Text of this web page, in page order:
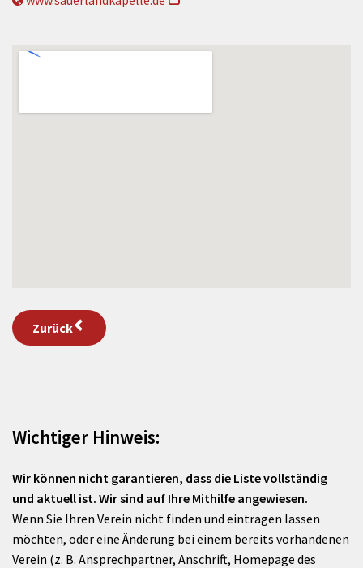
Zurück
Wichtiger Hinweis:
Wir können nicht garantieren, dass die Liste vollständig
und aktuell ist. Wir sind auf Ihre Mithilfe angewiesen.
Wenn Sie Ihren Verein nicht finden und eintragen lassen
möchten, oder eine Änderung bei einem bereits vorhandenen
Verein (z. B. Ansprechpartner, Anschrift, Homepage des